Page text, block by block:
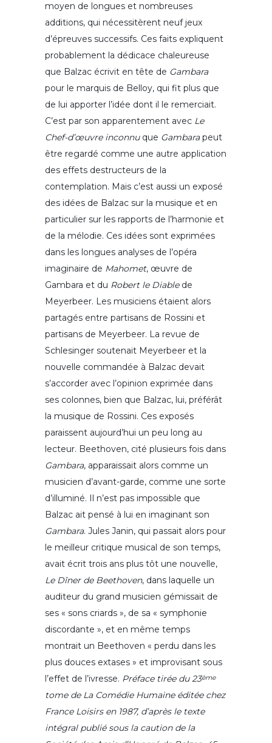
moyen de longues et nombreuses
additions, qui nécessitèrent neuf jeux
d’épreuves successifs. Ces faits expliquent
probablement la dédicace chaleureuse
que Balzac écrivit en tête de Gambara
pour le marquis de Belloy, qui fit plus que
de lui apporter l’idée dont il le remerciait.
C’est par son apparentement avec Le
Chef-d’œuvre inconnuque Gambarapeut
être regardé comme une autre application
des effets destructeurs de la
contemplation. Mais c’est aussi un exposé
des idées de Balzac sur la musique et en
particulier sur les rapports de l’harmonie et
de la mélodie. Ces idées sont exprimées
dans les longues analyses de l’opéra
imaginaire de Mahomet, œuvre de
Gambara et du Robert le Diablede
Meyerbeer. Les musiciens étaient alors
partagés entre partisans de Rossini et
partisans de Meyerbeer. La revue de
Schlesinger soutenait Meyerbeer et la
nouvelle commandée à Balzac devait
s’accorder avec l’opinion exprimée dans
ses colonnes, bien que Balzac, lui, préférât
la musique de Rossini. Ces exposés
paraissent aujourd’hui un peu long au
lecteur. Beethoven, cité plusieurs fois dans
Gambara, apparaissait alors comme un
musicien d’avant-garde, comme une sorte
d’illuminé. Il n’est pas impossible que
Balzac ait pensé à lui en imaginant son
Gambara. Jules Janin, qui passait alors pour
le meilleur critique musical de son temps,
avait écrit trois ans plus tôt une nouvelle,
Le Dîner de Beethoven, dans laquelle un
auditeur du grand musicien gémissait de
ses « sons criards », de sa « symphonie
discordante », et en même temps
montrait un Beethoven « perdu dans les
plus douces extases » et improvisant sous
l’effet de l’ivresse. Préface tirée du 23ème
tome de La Comédie Humaine éditée chez
France Loisirs en 1987, d’après le texte
intégral publié sous la caution de la